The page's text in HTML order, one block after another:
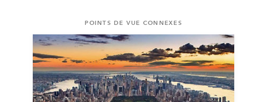
POINTS DE VUE CONNEXES